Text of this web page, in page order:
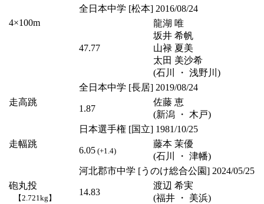
全日本中学 [松本] 2016/08/24
4×100m
47.77
龍湖 唯
坂井 希帆
山禄 夏美
太田 美沙希
(石川 ・ 浅野川)
全日本中学 [長居] 2019/08/24
走高跳
1.87
佐藤 恵
(新潟 ・ 木戸)
日本選手権 [国立] 1981/10/25
走幅跳
6.05 (+1.4)
藤本 茉優
(石川 ・ 津幡)
河北郡市中学 [うのけ総合公園] 2024/05/25
砲丸投
【2.721kg】
14.83
渡辺 希実
(福井 ・ 美浜)